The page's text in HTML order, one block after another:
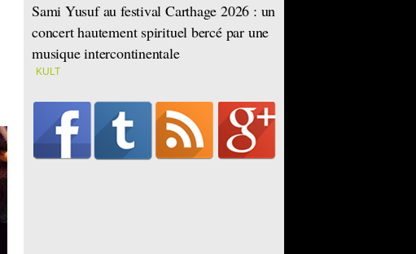
Sami Yusuf au festival Carthage 2026 : un
concert hautement spirituel bercé par une
musique intercontinentale
KULT